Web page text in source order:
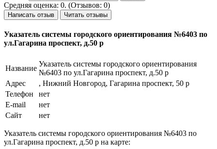
Средняя оценка: 0. (Отзывов: 0)
Написать отзыв Читать отзывы
Указатель системы городского ориентирования №6403 по
ул.Гагарина проспект, д.50 р
Название
Указатель системы городского ориентирования
№6403 по ул.Гагарина проспект, д.50 р
Адрес
, Нижний Новгород, Гагарина проспект, 50 р
Телефон
нет
E-mail
нет
Сайт
нет
Указатель системы городского ориентирования №6403 по
ул.Гагарина проспект, д.50 р на карте: